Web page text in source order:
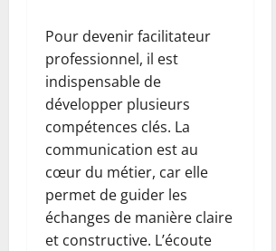
Pour devenir facilitateur
professionnel, il est
indispensable de
développer plusieurs
compétences clés. La
communication est au
cœur du métier, car elle
permet de guider les
échanges de manière claire
et constructive. L’écoute